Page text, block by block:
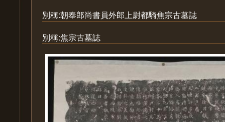
別稱:朝奉郎尚書員外郎上尉都騎焦宗古墓誌
別稱:焦宗古墓誌